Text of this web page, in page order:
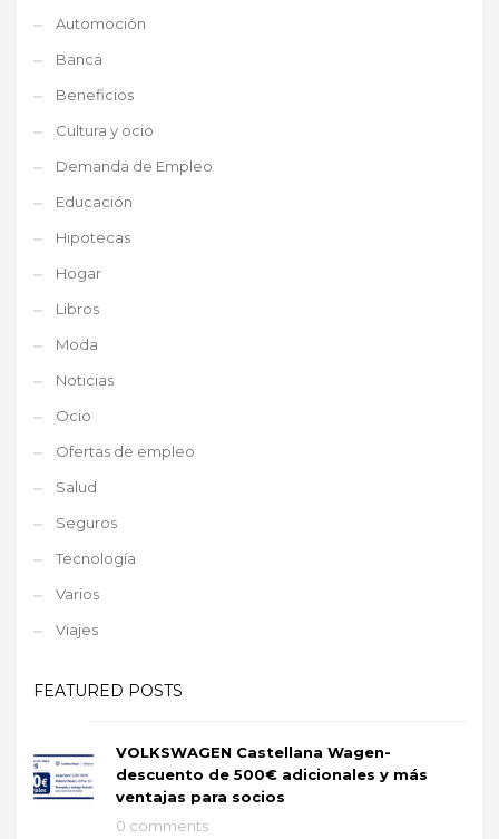
Automoción
Banca
Beneficios
Cultura y ocio
Demanda de Empleo
Educación
Hipotecas
Hogar
Libros
Moda
Noticias
Ocio
Ofertas de empleo
Salud
Seguros
Tecnología
Varios
Viajes
FEATURED POSTS
VOLKSWAGEN Castellana Wagen-
descuento de 500€ adicionales y más
ventajas para socios
0 comments